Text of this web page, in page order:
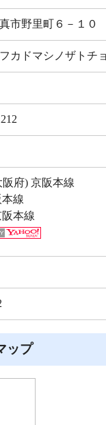
市野里町６－１０
カドマシノザトチ
府) 京阪本線
線
本線
ップ